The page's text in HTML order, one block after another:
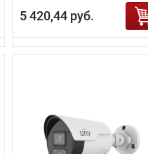
5 420,44 руб.